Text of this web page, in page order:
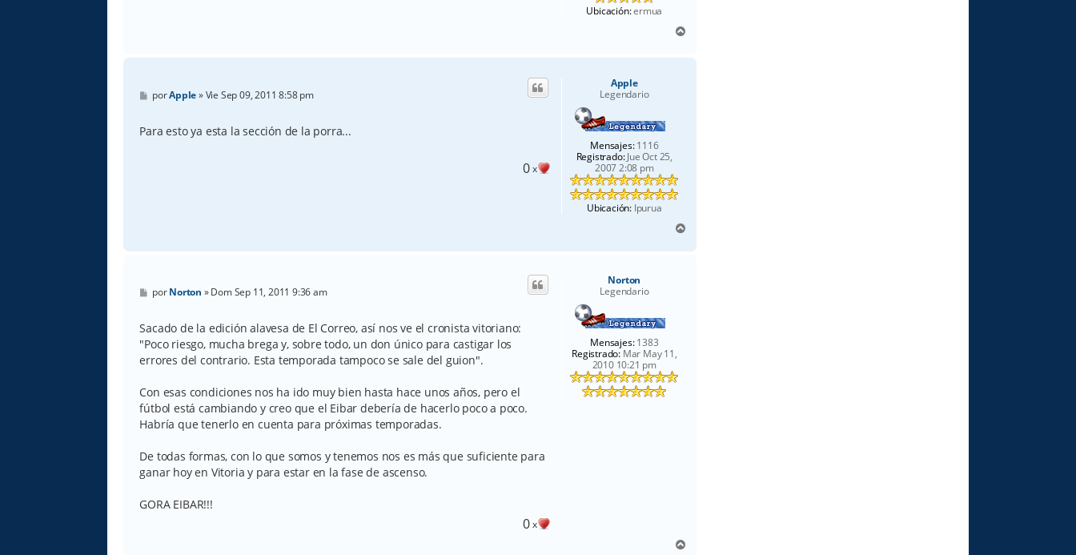
Ubicación:ermua
r
Apple
Legendario
Mensajes:1116
Registrado:Jue Oct 25,
2007 2:08 pm
Ubicación: Ipurua
M
e
s
a
porApple»Vie Sep 09, 2011 8:58 pm
Para esto ya esta la sección de la porra...
0x
r
Norton
Legendario
Mensajes:1383
Registrado:Mar May 11,
2010 10:21 pm
M
e
s
a
j
e
porNorton »Dom Sep 11, 2011 9:36 am
Sacado de la edición alavesa de El Correo, así nos ve el cronista vitoriano:
"Poco riesgo, mucha brega y, sobre todo, un don único para castigar los
errores del contrario. Esta temporada tampoco se sale del guion".
Con esas condiciones nos ha ido muy bien hasta hace unos años, pero el
fútbol está cambiando y creo que el Eibar debería de hacerlo poco a poco.
Habría que tenerlo en cuenta para próximas temporadas.
De todas formas, con lo que somos y tenemos nos es más que suficiente para
ganar hoy en Vitoria y para estar en la fase de ascenso.
GORA EIBAR!!!
0x